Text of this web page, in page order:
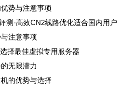
势与注意事项
测-高效CN2线路优化适合国内用户
注意事项
择最佳虚拟专用服务器
无限潜力
的优势与选择